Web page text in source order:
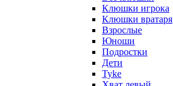
Клюшки игрока
Клюшки вратаря
Взрослые
Юноши
Подростки
Дети
Tyke